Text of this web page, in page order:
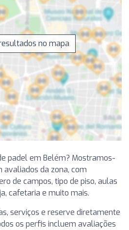
no mapa
padel em Belém? Mostramos-
da zona, com
de campos, tipo de piso, aulas
cafetaria e muito mais.
serviços e reserve diretamente
os perfis incluem avaliações